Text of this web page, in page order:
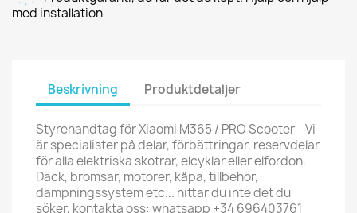
med installation
Beskrivning Produktdetaljer
Styrehandtag för Xiaomi M365 / PRO Scooter - Vi
är specialister på delar, förbättringar, reservdelar
för alla elektriska skotrar, elcyklar eller elfordon.
Däck, bromsar, motorer, kåpa, tillbehör,
dämpningssystem etc... hittar du inte det du
söker, kontakta oss: whatsapp +34 696403761